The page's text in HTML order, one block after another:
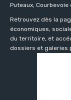
Puteaux, Courbevoie
Retrouvez dès la
économiques,
du territoire, et
dossiers et galeries